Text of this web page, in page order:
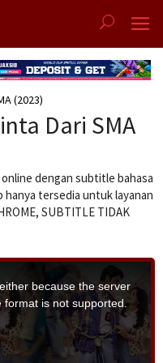
(2023)
Dari SMA
dengan subtitle bahasa
hanya tersedia untuk layanan
SUBTITLE TIDAK
because the server
is not supported.